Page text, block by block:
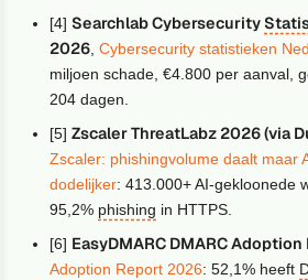
[4] Searchlab Cybersecurity
2026 ,Cybersecurity statistieken
miljoen schade, €4.800 per aanval,
204 dagen.
[5]Zscaler ThreatLabz 2026 (via
Zscaler: phishingvolume daalt maar
dodelijker: 413.000+ AI-gekloonede
95,2% phishing in HTTPS.
[6] EasyDMARC DMARC
Adoption Report 2026: 52,1% heeft